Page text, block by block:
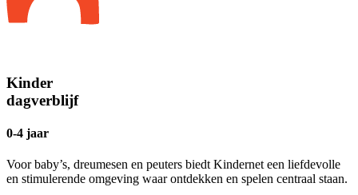
Kinder
dagverblijf
0-4 jaar
Voor baby’s, dreumesen en peuters biedt Kindernet een liefdevolle
en stimulerende omgeving waar ontdekken en spelen centraal staan.